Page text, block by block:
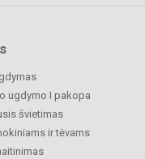
ugdymo I pakopa
švietimas
ir tėvams